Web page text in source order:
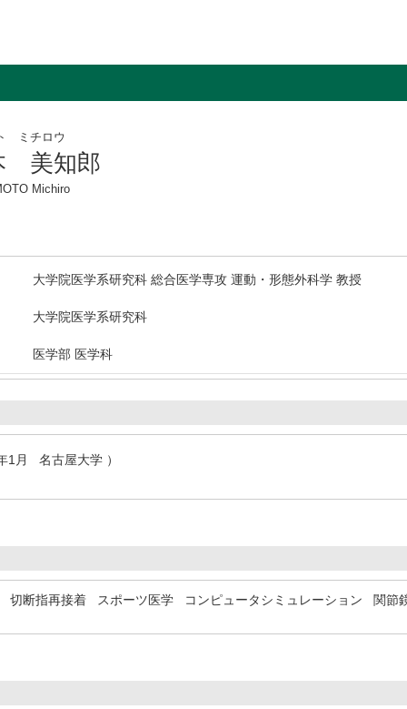
ミチロウ
美知郎
Michiro
大学院医学系研究科 総合医学専攻 運動・形態外科学 教授
大学院医学系研究科
医学部 医学科
1月 名古屋大学 ）
切断指再接着 スポーツ医学 コンピュータシミュレーション 関節